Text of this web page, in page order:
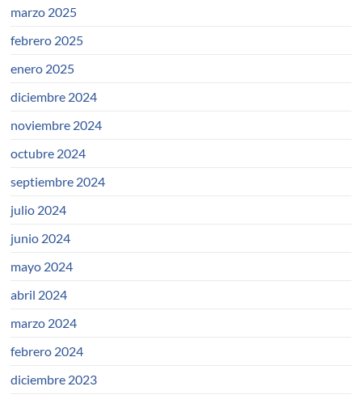
marzo 2025
febrero 2025
enero 2025
diciembre 2024
noviembre 2024
octubre 2024
septiembre 2024
julio 2024
junio 2024
mayo 2024
abril 2024
marzo 2024
febrero 2024
diciembre 2023